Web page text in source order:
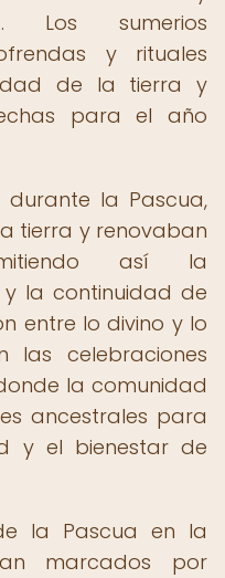
Los sumerios
y rituales
de la tierra y
para el año
durante la Pascua,
tierra y renovaban
así la
la continuidad de
entre lo divino y lo
las celebraciones
la comunidad
ancestrales para
y el bienestar de
la Pascua en la
marcados por